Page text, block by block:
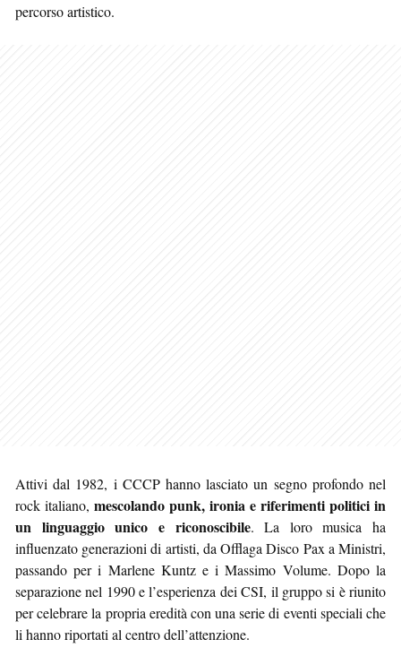
percorso artistico.
Attivi dal 1982, i CCCP hanno lasciato un segno profondo nel
rock italiano, mescolando punk, ironia e riferimenti politici in
un linguaggio unico e riconoscibile. La loro musica ha
influenzato generazioni di artisti, da Offlaga Disco Pax a Ministri,
passando per i Marlene Kuntz e i Massimo Volume. Dopo la
separazione nel 1990 e l’esperienza dei CSI, il gruppo si è riunito
per celebrare la propria eredità con una serie di eventi speciali che
li hanno riportati al centro dell’attenzione.